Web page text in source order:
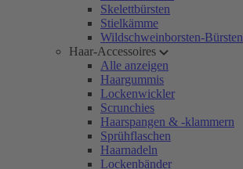
Skelettbürsten
Stielkämme
Wildschweinborsten-Bürsten
Haar-Accessoires
Alle anzeigen
Haargummis
Lockenwickler
Scrunchies
Haarspangen & -klammern
Sprühflaschen
Haarnadeln
Lockenbänder